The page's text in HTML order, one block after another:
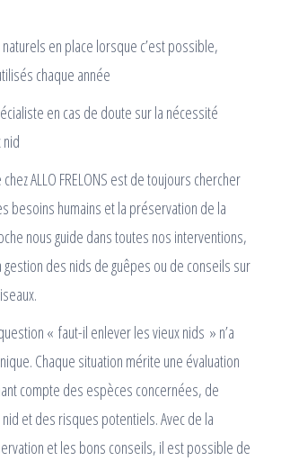
en place lorsque c’est possible,
chaque année
en cas de doute sur la nécessité
nid
ALLO FRELONS est de toujours chercher
besoins humains et la préservation de la
nous guide dans toutes nos interventions,
gestion des nids de guêpes ou de conseils sur
« faut-il enlever les vieux nids » n’a
Chaque situation mérite une évaluation
compte des espèces concernées, de
et des risques potentiels. Avec de la
et les bons conseils, il est possible de